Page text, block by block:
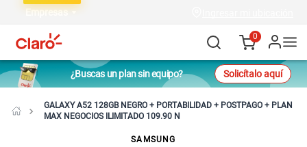
Empresas
0
¿Buscas un plan sin equipo? Solicítalo aquí
GALAXY A52 128GB NEGRO + PORTABILIDAD + POSTPAGO + PLAN
MAX NEGOCIOS ILIMITADO 109.90 N
SAMSUNG